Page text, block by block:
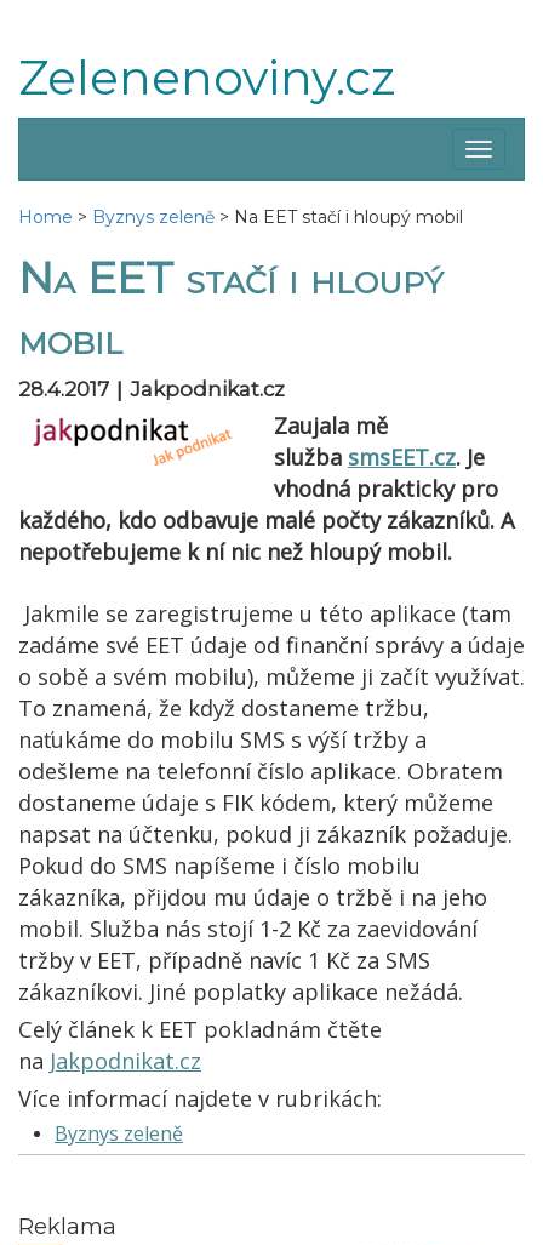
Zelenenoviny.cz
menu
Home > Byznys zeleně > Na EET stačí i hloupý mobil
Na EET stačí i hloupý
mobil
28.4.2017 | Jakpodnikat.cz
Zaujala mě
služba smsEET.cz. Je
vhodná prakticky pro
každého, kdo odbavuje malé počty zákazníků. A
nepotřebujeme k ní nic než hloupý mobil.
Jakmile se zaregistrujeme u této aplikace (tam
zadáme své EET údaje od finanční správy a údaje
o sobě a svém mobilu), můžeme ji začít využívat.
To znamená, že když dostaneme tržbu,
naťukáme do mobilu SMS s výší tržby a
odešleme na telefonní číslo aplikace. Obratem
dostaneme údaje s FIK kódem, který můžeme
napsat na účtenku, pokud ji zákazník požaduje.
Pokud do SMS napíšeme i číslo mobilu
zákazníka, přijdou mu údaje o tržbě i na jeho
mobil. Služba nás stojí 1-2 Kč za zaevidování
tržby v EET, případně navíc 1 Kč za SMS
zákazníkovi. Jiné poplatky aplikace nežádá.
Celý článek k EET pokladnám čtěte
na Jakpodnikat.cz
Více informací najdete v rubrikách:
Byznys zeleně
Reklama